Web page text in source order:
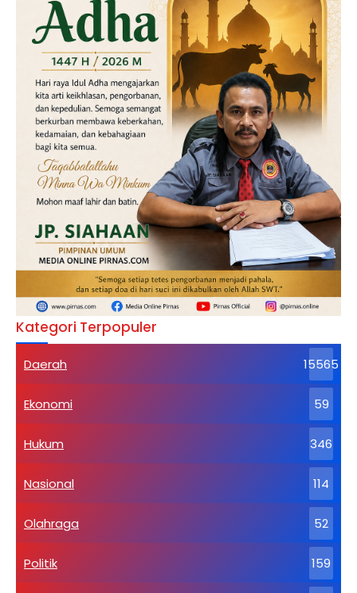
Kategori Terpopuler
Daerah 15565
Ekonomi 59
Hukum 346
Nasional 114
Olahraga 52
Politik 159